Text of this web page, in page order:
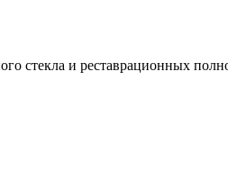
стекла и реставрационных